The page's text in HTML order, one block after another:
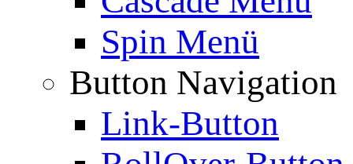
Spin Menü
Button Navigation
Link-Button